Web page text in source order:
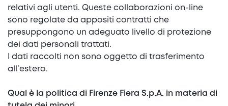
relativi agli utenti. Queste collaborazioni on-line
sono regolate da appositi contratti che
presuppongono un adeguato livello di protezione
dei dati personali trattati.
I dati raccolti non sono oggetto di trasferimento
all’estero.
Qual è la politica di Firenze Fiera S.p.A. in materia di